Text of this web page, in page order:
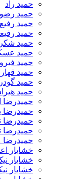
حمید راد
حمید
حمید رفیع
حمید
حمید
حمید
حمید
حمید
حمید
حمید
حمیدرضا
حمیدرضا
حمیدرضا
حمیدرضا
حمیدرضا
خشایار
خشایار
خشایار